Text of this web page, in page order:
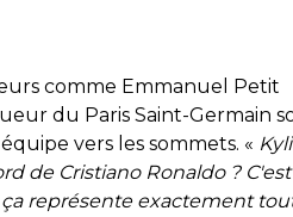
comme Emmanuel Petit
du Paris Saint-Germain
vers les sommets. «
de Cristiano Ronaldo ?
représente exactement